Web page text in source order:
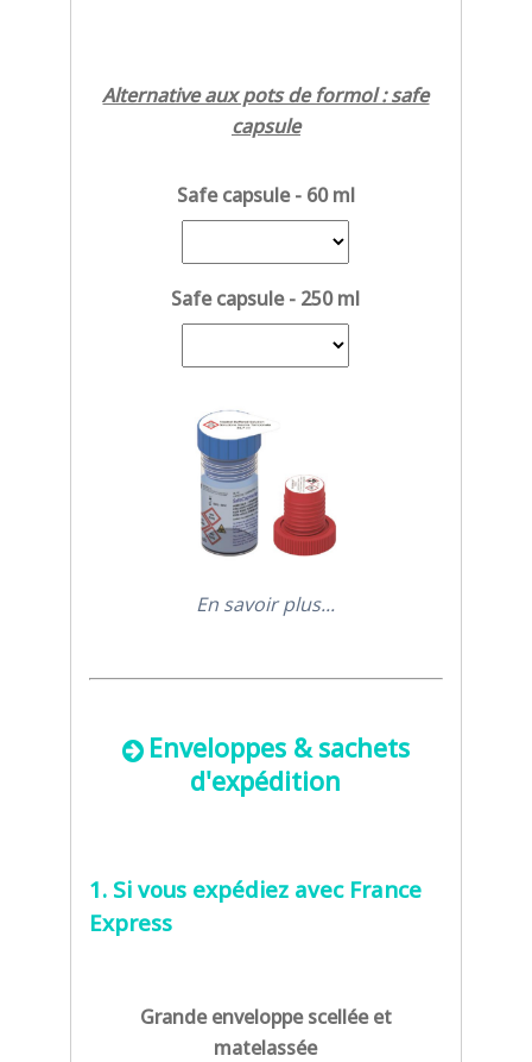
Alternative aux pots de formol : safe
capsule
Safe capsule - 60 ml
Safe capsule - 250 ml
En savoir plus...
Enveloppes & sachets
d'expédition
1. Si vous expédiez avec France
Express
Grande enveloppe scellée et
matelassée